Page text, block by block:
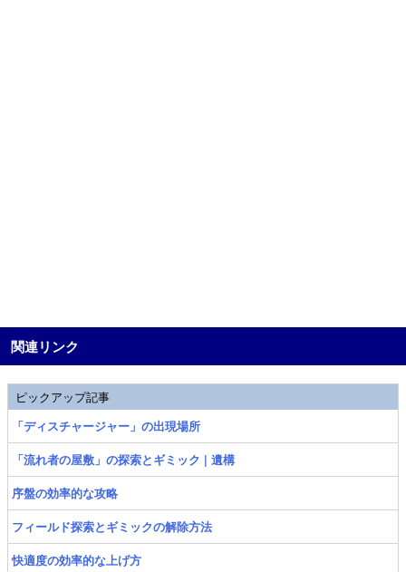
関連リンク
ピックアップ記事
「ディスチャージャー」の出現場所
「流れ者の屋敷」の探索とギミック | 遺構
序盤の効率的な攻略
フィールド探索とギミックの解除方法
快適度の効率的な上げ方